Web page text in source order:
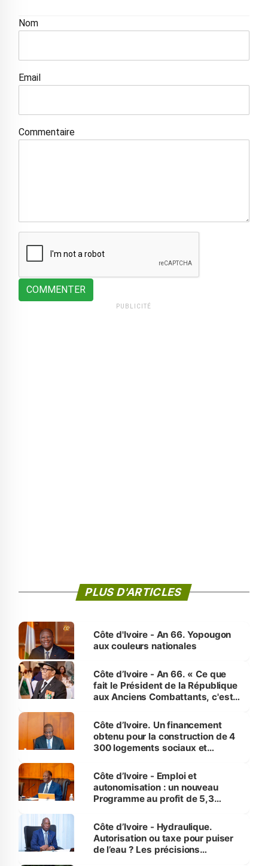
Nom
Email
Commentaire
COMMENTER
PUBLICITÉ
PLUS D'ARTICLES
Côte d'Ivoire - An 66. Yopougon
aux couleurs nationales
Côte d’Ivoire - An 66. « Ce que
fait le Président de la République
aux Anciens Combattants, c'est
Côte d’Ivoire. Un financement
obtenu pour la construction de 4
300 logements sociaux et
et Yamoussoukro
Côte d’Ivoire - Emploi et
autonomisation : un nouveau
Programme au profit de 5,3
Côte d’Ivoire - Hydraulique.
Autorisation ou taxe pour puiser
de l’eau ? Les précisions